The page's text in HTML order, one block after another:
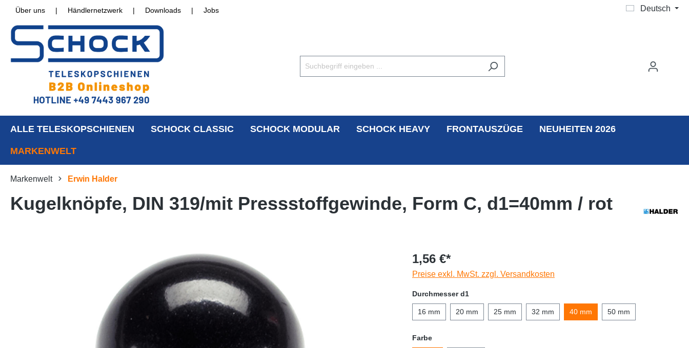
Über uns | Händlernetzwerk | Downloads | Jobs Deutsch
ALLE TELESKOPSCHIENEN SCHOCK CLASSIC SCHOCK MODULAR SCHOCK HEAVY FRONTAUSZÜGE NEUHEITEN 2026
MARKENWELT
Markenwelt Erwin Halder
Kugelknöpfe, DIN 319/mit Pressstoffgewinde, Form C, d1=40mm / rot
1,56 €*
Preise exkl. MwSt. zzgl. Versandkosten
Durchmesser d1
16 mm 20 mm 25 mm 32 mm 40 mm 50 mm
Farbe